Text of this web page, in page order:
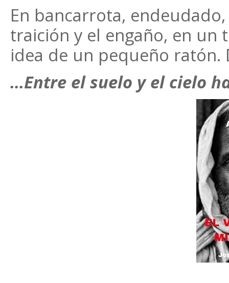
En bancarrota,
traición y el engaño, en un
idea de un pequeño ratón.
…Entre el suelo y el cielo